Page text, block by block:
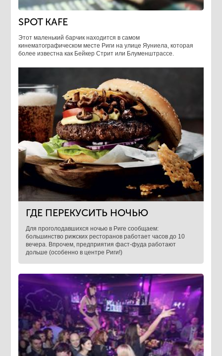
SPOT KAFE
Этот маленький барчик находится в самом
кинематографическом месте Риги на улице Яуниела, которая
более известна как Бейкер Стрит или Блуменштрассе.
ГДЕ ПЕРЕКУСИТЬ НОЧЬЮ
Для проголодавшихся ночью в Риге сообщаем:
большинство рижских ресторанов работает часов до 10
вечера. Впрочем, предприятия фаст-фуда работают
дольше (особенно в центре Риги!)